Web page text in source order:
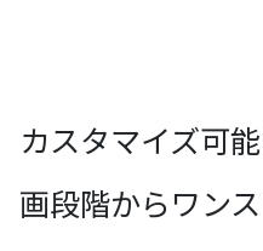
カスタマイズ可
画段階からワン